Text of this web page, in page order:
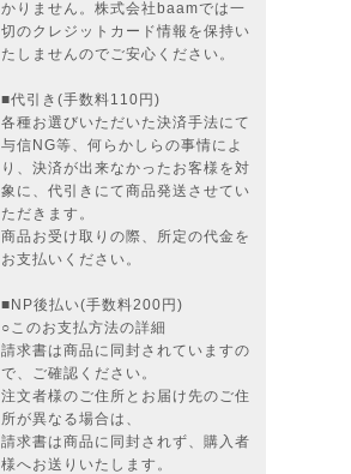
かりません。株式会社baamでは一
切のクレジットカード情報を保持い
たしませんのでご安心ください。
■代引き(手数料110円)
各種お選びいただいた決済手法にて
与信NG等、何らかしらの事情によ
り、決済が出来なかったお客様を対
象に、代引きにて商品発送させてい
ただきます。
商品お受け取りの際、所定の代金を
お支払いください。
■NP後払い(手数料200円)
○このお支払方法の詳細
請求書は商品に同封されていますの
で、ご確認ください。
注文者様のご住所とお届け先のご住
所が異なる場合は、
請求書は商品に同封されず、購入者
様へお送りいたします。